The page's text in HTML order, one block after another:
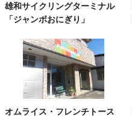
雄和サイクリングターミナル
「ジャンボおにぎり」
オムライス・フレンチトース